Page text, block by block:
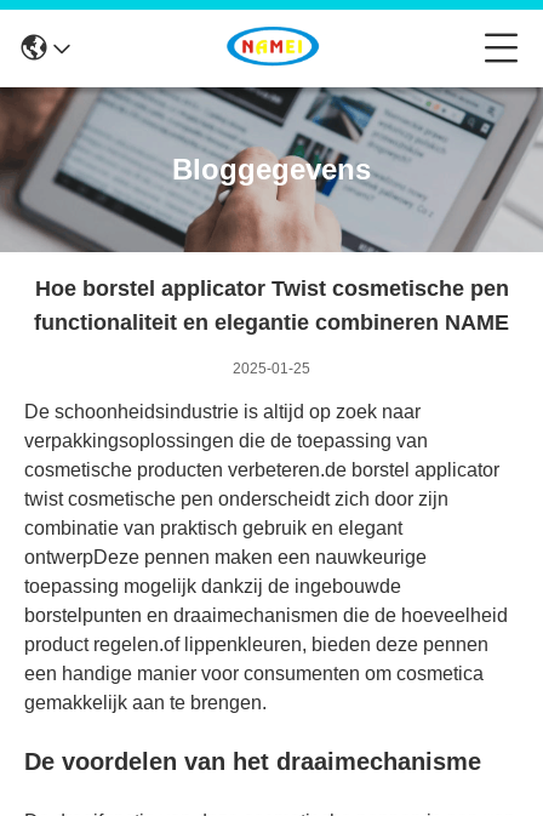
Bloggegevens
Hoe borstel applicator Twist cosmetische pen
functionaliteit en elegantie combineren NAME
2025-01-25
De schoonheidsindustrie is altijd op zoek naar
verpakkingsoplossingen die de toepassing van
cosmetische producten verbeteren.de borstel applicator
twist cosmetische pen onderscheidt zich door zijn
combinatie van praktisch gebruik en elegant
ontwerpDeze pennen maken een nauwkeurige
toepassing mogelijk dankzij de ingebouwde
borstelpunten en draaimechanismen die de hoeveelheid
product regelen.of lippenkleuren, bieden deze pennen
een handige manier voor consumenten om cosmetica
gemakkelijk aan te brengen.
De voordelen van het draaimechanisme